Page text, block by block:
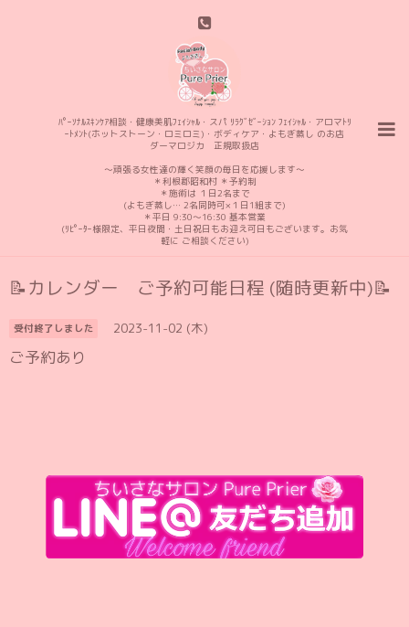
ﾊﾟｰｿﾅﾙｽｷﾝｹｱ相談・健康美肌ﾌｪｲｼｬﾙ・スパ ﾘﾗｸﾞｾﾞｰｼｮﾝ ﾌｪｲｼｬﾙ・アロマﾄﾘ
ｰﾄﾒﾝﾄ(ホットストーン・ロミロミ)・ボディケア・よもぎ蒸し のお店
ダーマロジカ 正規取扱店
〜頑張る女性達の輝く笑顔の毎日を応援します〜
＊利根郡昭和村 ＊予約制
＊施術は １日2名まで
(よもぎ蒸し… 2名同時可×１日1組まで)
＊平日 9:30〜16:30 基本営業
(ﾘﾋﾟｰﾀｰ様限定、平日夜間・土日祝日もお迎え可日もございます。お気
軽に ご相談ください)
📝カレンダー ご予約可能日程 (随時更新中)📝
受付終了しました 2023-11-02 (木)
ご予約あり